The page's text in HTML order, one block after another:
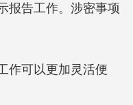
报告工作。涉密事项
作可以更加灵活便